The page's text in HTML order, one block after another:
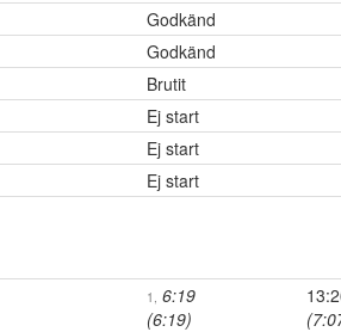
Godkänd
Godkänd
Brutit
Ej start
Ej start
Ej start
1, 6:19
(6:19)